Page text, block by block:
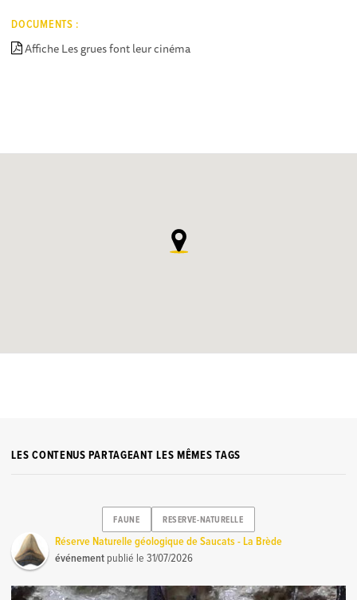
DOCUMENTS :
Affiche Les grues font leur cinéma
LES CONTENUS PARTAGEANT LES MÊMES TAGS
FAUNE RESERVE-NATURELLE
Réserve Naturelle géologique de Saucats - La Brède
événement publié le31/07/2026